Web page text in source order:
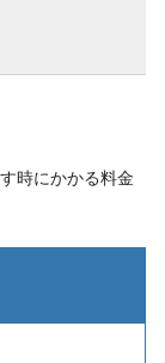
時にかかる料金